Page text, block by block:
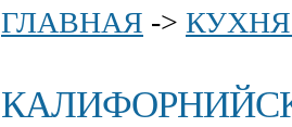
ГЛАВНАЯ ->